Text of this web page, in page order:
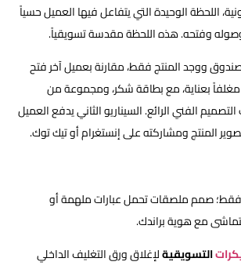
اللحظة الوحيدة التي يتفاعل فيها العميل حسياً
وفتحه. هذه اللحظة مقدسة تسويقياً.
ووجد المنتج فقط، مقارنة بعميل آخر فتح
بعناية، مع بطاقة شكر، ومجموعة من
الفني الرائع. السيناريو الثاني يدفع العميل
المنتج ومشاركته على إنستغرام أو تيك توك.
صمم ملصقات تحمل عبارات ملهمة أو
مع هوية براندك.
التسويقيةلإغلاق ورق التغليف الداخلي